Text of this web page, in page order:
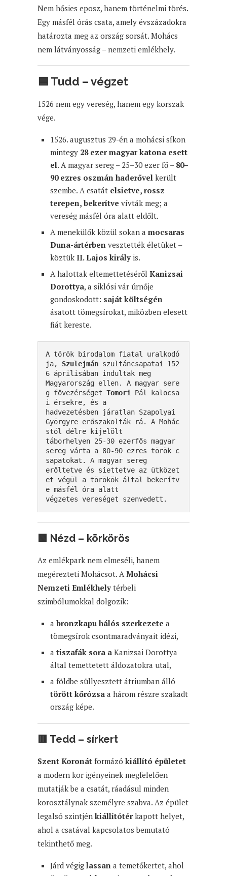
Nem hősies eposz, hanem történelmi törés.
Egy másfél órás csata, amely évszázadokra
határozta meg az ország sorsát. Mohács
nem látványosság – nemzeti emlékhely.
🟦 Tudd – végzet
1526 nem egy vereség, hanem egy korszak
vége.
1526. augusztus 29-én a mohácsi síkon
mintegy 28 ezer magyar katona esett
el. A magyar sereg – 25–30 ezer fő – 80–
90 ezres oszmán haderővel került
szembe. A csatát elsietve, rossz
terepen, bekerítve vívták meg; a
vereség másfél óra alatt eldőlt.
A menekülők közül sokan a mocsaras
Duna-ártérben vesztették életüket –
köztük II. Lajos király is.
A halottak eltemettetéséről Kanizsai
Dorottya, a siklósi vár úrnője
gondoskodott: saját költségén
ásatott tömegsírokat, miközben elesett
fiát kereste.
A török birodalom fiatal uralkodó
ja,
Szulejmán szultáncsapatai 152
6 áprilisában indultak meg
Magyarország ellen. A magyar sere
g fővezérséget Tomori
Pál kalocsa
i érsekre, és a
hadvezetésben járatlan Szapolyai
Györgyre erőszakolták rá. A Mohác
stól délre kijelölt
táborhelyen 25-30 ezerfős magyar
sereg várta a 80-90 ezres török c
sapatokat. A magyar sereg
erőltetve és siettetve az ütközet
et végül a törökök által bekerítv
e másfél óra alatt
végzetes vereséget szenvedett.
🟩 Nézd – körkörös
Az emlékpark nem elmeséli, hanem
megérezteti Mohácsot. A Mohácsi
Nemzeti Emlékhely térbeli
szimbólumokkal dolgozik:
a bronzkapu hálós szerkezete a
tömegsírok csontmaradványait idézi,
atiszafák sora a Kanizsai Dorottya
által temettetett áldozatokra utal,
a földbe süllyesztett átriumban álló
törött kőrózsa a három részre szakadt
ország képe.
🟥 Tedd – sírkert
Szent Koronát formázó kiállító épületet
a modern kor igényeinek megfelelően
mutatják be a csatát, ráadásul minden
korosztálynak személyre szabva. Az épület
legalsó szintjén kiállítótérkapott helyet,
ahol a csatával kapcsolatos bemutató
tekinthető meg.
Járd végig lassan a temetőkertet, ahol